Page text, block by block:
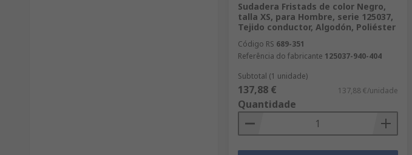
Sudadera Fristads de color Negro,
talla XS, para Hombre, serie 125037,
Tejido conductor, Algodón, Poliéster
Código RS 689-351
Referência do fabricante 125037-940-404
Subtotal (1 unidade)
137,88 € 137,88 €/unidade
Quantidade